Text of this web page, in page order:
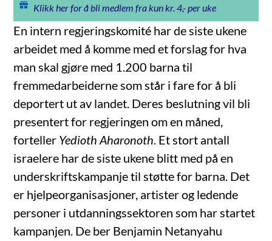
Klikk her for å bli medlem fra kun kr. 4,- per uke
En intern regjeringskomité har de siste ukene
arbeidet med å komme med et forslag for hva
man skal gjøre med 1.200 barna til
fremmedarbeiderne som står i fare for å bli
deportert ut av landet. Deres beslutning vil bli
presentert for regjeringen om en måned,
forteller Yedioth Aharonoth. Et stort antall
israelere har de siste ukene blitt med på en
underskriftskampanje til støtte for barna. Det
er hjelpeorganisasjoner, artister og ledende
personer i utdanningssektoren som har startet
kampanjen. De ber Benjamin Netanyahu